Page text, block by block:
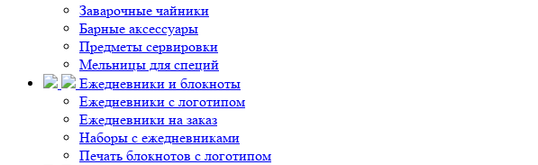
Заварочные чайники
Барные аксессуары
Предметы сервировки
Мельницы для специй
Ежедневники и блокноты
Ежедневники с логотипом
Ежедневники на заказ
Наборы с ежедневниками
Печать блокнотов с логотипом